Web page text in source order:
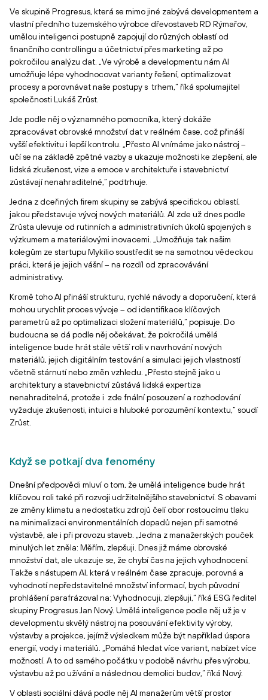
Ve skupině Progresus, která se mimo jiné zabývá developmentem a
vlastní předního tuzemského výrobce dřevostaveb RD Rýmařov,
umělou inteligenci postupně zapojují do různých oblastí od
finančního controllingu a účetnictví přes marketing až po
pokročilou analýzu dat. „Ve výrobě a developmentu nám AI
umožňuje lépe vyhodnocovat varianty řešení, optimalizovat
procesy a porovnávat naše postupy s trhem,“ říká spolumajitel
společnosti Lukáš Zrůst.
Jde podle něj o významného pomocníka, který dokáže
zpracovávat obrovské množství dat v reálném čase, což přináší
vyšší efektivitu i lepší kontrolu. „Přesto AI vnímáme jako nástroj –
učí se na základě zpětné vazby a ukazuje možnosti ke zlepšení, ale
lidská zkušenost, vize a emoce v architektuře i stavebnictví
zůstávají nenahraditelné,“ podtrhuje.
Jedna z dceřiných firem skupiny se zabývá specifickou oblastí,
jakou představuje vývoj nových materiálů. AI zde už dnes podle
Zrůsta ulevuje od rutinních a administrativních úkolů spojených s
výzkumem a materiálovými inovacemi. „Umožňuje tak našim
kolegům ze startupu Mykilio soustředit se na samotnou vědeckou
práci, která je jejich vášní – na rozdíl od zpracovávání
administrativy.
Kromě toho AI přináší strukturu, rychlé návody a doporučení, která
mohou urychlit proces vývoje – od identifikace klíčových
parametrů až po optimalizaci složení materiálů,“ popisuje. Do
budoucna se dá podle něj očekávat, že pokročilá umělá
inteligence bude hrát stále větší roli v navrhování nových
materiálů, jejich digitálním testování a simulaci jejich vlastností
včetně stárnutí nebo změn vzhledu. „Přesto stejně jako u
architektury a stavebnictví zůstává lidská expertiza
nenahraditelná, protože i zde fnální posouzení a rozhodování
vyžaduje zkušenosti, intuici a hluboké porozumění kontextu,“ soudí
Zrůst.
Když se potkají dva fenomény
Dnešní předpovědi mluví o tom, že umělá inteligence bude hrát
klíčovou roli také při rozvoji udržitelnějšího stavebnictví. S obavami
ze změny klimatu a nedostatku zdrojů čelí obor rostoucímu tlaku
na minimalizaci environmentálních dopadů nejen při samotné
výstavbě, ale i při provozu staveb. „Jedna z manažerských pouček
minulých let zněla: Měřím, zlepšuji. Dnes již máme obrovské
množství dat, ale ukazuje se, že chybí čas na jejich vyhodnocení.
Takže s nástupem AI, která v reálném čase zpracuje, porovná a
vyhodnotí nepředstavitelné množství informací, bych původní
prohlášení parafrázoval na: Vyhodnocuji, zlepšuji,“ říká ESG ředitel
skupiny Progresus Jan Nový. Umělá inteligence podle něj už je v
developmentu skvělý nástroj na posouvání efektivity výroby,
výstavby a projekce, jejímž výsledkem může být například úspora
energií, vody i materiálů. „Pomáhá hledat více variant, nabízet více
možností. A to od samého počátku v podobě návrhu přes výrobu,
výstavbu až po užívání a následnou demolici budov,“ říká Nový.
V oblasti sociální dává podle něj AI manažerům větší prostor